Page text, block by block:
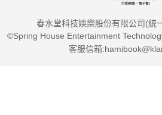
春水堂科技娛樂股份有限公司(統
©Spring House Entertainment
客服信箱